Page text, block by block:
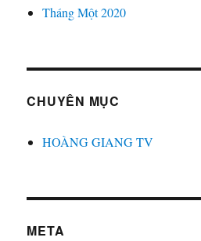
Tháng Một 2020
CHUYÊN MỤC
HOÀNG GIANG TV
META